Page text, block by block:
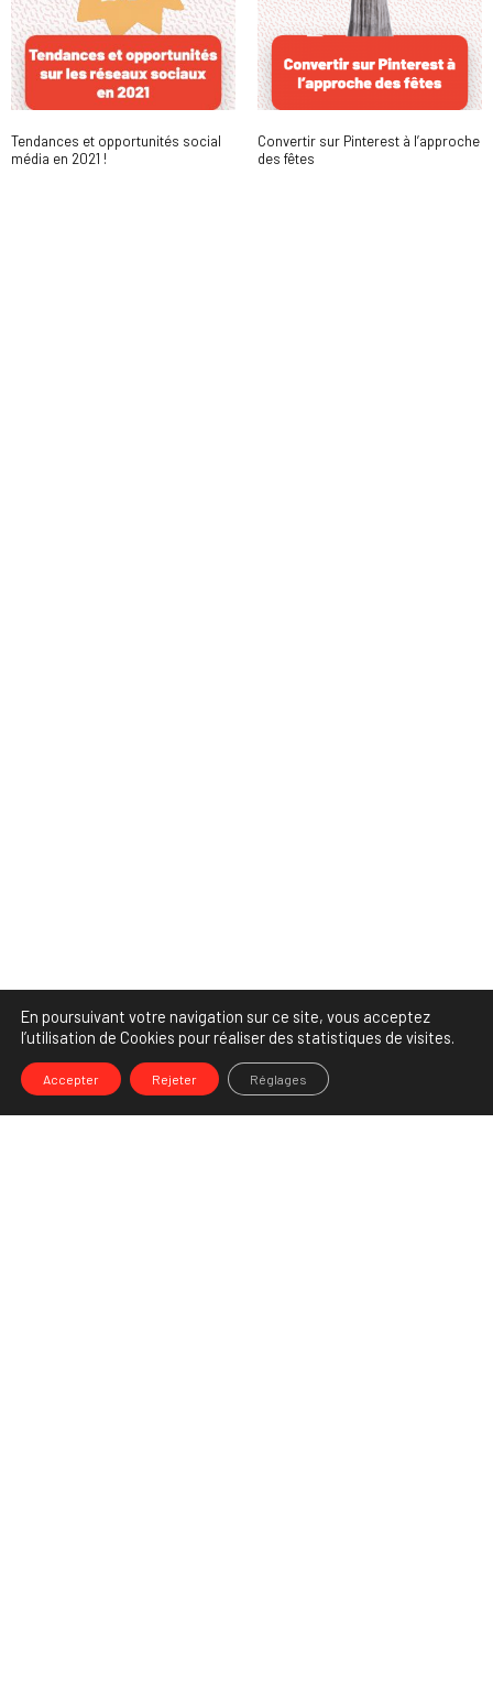
Tendances et opportunités social
média en 2021 !
Convertir sur Pinterest à l’approche
des fêtes
En poursuivant votre navigation sur ce site, vous acceptez
l’utilisation de Cookies pour réaliser des statistiques de visites.
Accepter Rejeter Réglages